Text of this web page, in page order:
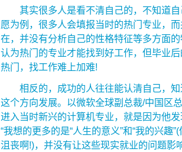
其实很多人是看不清自己的，不知道自
愿为例，很多人会填报当时的热门专业，
在，并没有分析自己的性格特征等多方面
认为热门的专业才能找到好工作，但毕业
热门，找工作难上加难!
相反的，成功的人往往能认清自己，知
这个方向发展。以微软全球副总裁/中国区
进入当时新兴的计算机专业，就是因为他
“我想的更多的是“人生的意义”和“我的兴趣
沮丧啊!)，并没有让这些现实就业的问题影